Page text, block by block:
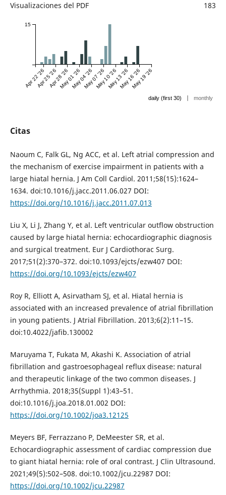
Visualizaciones del PDF 183
Apr 22 '26Apr 25 '26Apr 28 '26May 01 '26May 04 '26May 07 '26May 10 '26May 13 '26May 16 '26May 19 '26
15
daily (first 30) | monthly
Citas
Naoum C, Falk GL, Ng ACC, et al. Left atrial compression and
the mechanism of exercise impairment in patients with a
large hiatal hernia. J Am Coll Cardiol. 2011;58(15):1624–
1634. doi:10.1016/j.jacc.2011.06.027 DOI:
https://doi.org/10.1016/j.jacc.2011.07.013
Liu X, Li J, Zhang Y, et al. Left ventricular outflow obstruction
caused by large hiatal hernia: echocardiographic diagnosis
and surgical treatment. Eur J Cardiothorac Surg.
2017;51(2):370–372. doi:10.1093/ejcts/ezw407 DOI:
https://doi.org/10.1093/ejcts/ezw407
Roy R, Elliott A, Asirvatham SJ, et al. Hiatal hernia is
associated with an increased prevalence of atrial fibrillation
in young patients. J Atrial Fibrillation. 2013;6(2):11–15.
doi:10.4022/jafib.130002
Maruyama T, Fukata M, Akashi K. Association of atrial
fibrillation and gastroesophageal reflux disease: natural
and therapeutic linkage of the two common diseases. J
Arrhythmia. 2018;35(Suppl 1):43–51.
doi:10.1016/j.joa.2018.01.002 DOI:
https://doi.org/10.1002/joa3.12125
Meyers BF, Ferrazzano P, DeMeester SR, et al.
Echocardiographic assessment of cardiac compression due
to giant hiatal hernia: role of oral contrast. J Clin Ultrasound.
2021;49(5):502–508. doi:10.1002/jcu.22987 DOI:
https://doi.org/10.1002/jcu.22987